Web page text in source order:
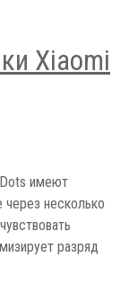
Xiaomi
имеют
несколько
разряд